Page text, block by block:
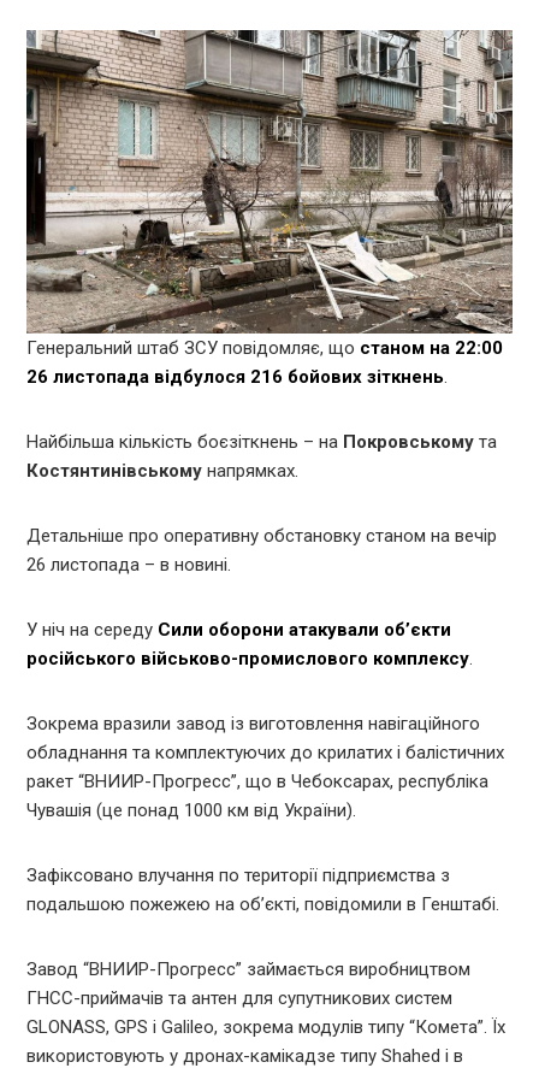
Генеральний штаб ЗСУ повідомляє, що станом на 22:00
26 листопада відбулося 216 бойових зіткнень.
Найбільша кількість боєзіткнень – на Покровському та
Костянтинівському напрямках.
Детальніше про оперативну обстановку станом на вечір
26 листопада – в новині.
У ніч на середу Сили оборони атакували об’єкти
російського військово-промислового комплексу.
Зокрема вразили завод із виготовлення навігаційного
обладнання та комплектуючих до крилатих і балістичних
ракет “ВНИИР-Прогресс”, що в Чебоксарах, республіка
Чувашія (це понад 1000 км від України).
Зафіксовано влучання по території підприємства з
подальшою пожежею на об’єкті, повідомили в Генштабі.
Завод “ВНИИР-Прогресс” займається виробництвом
ГНСС-приймачів та антен для супутникових систем
GLONASS, GPS і Galileo, зокрема модулів типу “Комета”. Їх
використовують у дронах-камікадзе типу Shahed і в